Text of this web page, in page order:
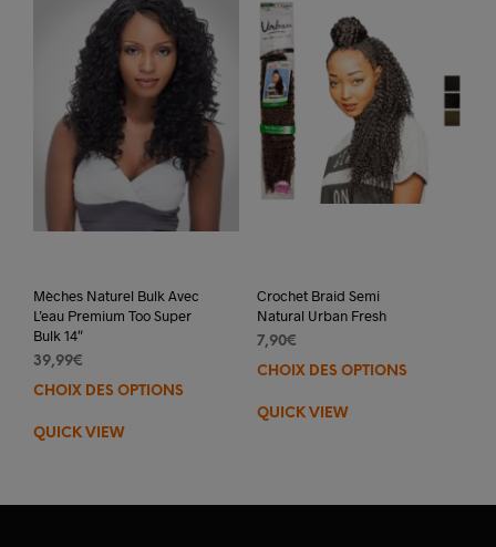
être
choisies
sur
page
produit
Mèches Naturel Bulk Avec
L’eau Premium Too Super
Bulk 14″
39,99€
CHOIX DES OPTIONS
produit
Les
QUICK VIEW
Crochet Braid Semi
Natural Urban Fresh
7,90€
CHOIX DES OPTIONS
QUICK VIEW